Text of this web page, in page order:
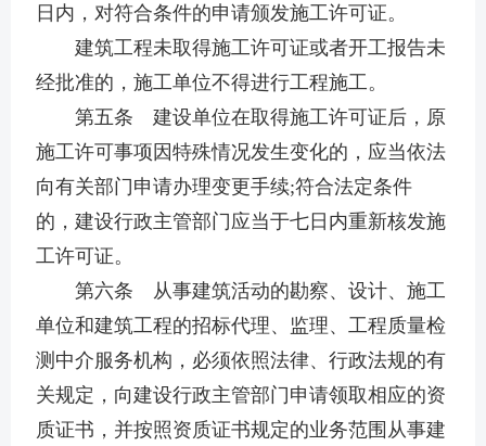
日内，对符合条件的申请颁发施工许可证。
建筑工程未取得施工许可证或者开工报告未
经批准的，施工单位不得进行工程施工。
第五条 建设单位在取得施工许可证后，原
施工许可事项因特殊情况发生变化的，应当依法
向有关部门申请办理变更手续;符合法定条件
的，建设行政主管部门应当于七日内重新核发施
工许可证。
第六条 从事建筑活动的勘察、设计、施工
单位和建筑工程的招标代理、监理、工程质量检
测中介服务机构，必须依照法律、行政法规的有
关规定，向建设行政主管部门申请领取相应的资
质证书，并按照资质证书规定的业务范围从事建